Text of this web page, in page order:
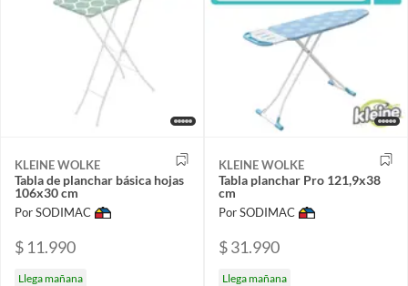
KLEINE WOLKE
Tabla de planchar básica hojas
106x30 cm
Por SODIMAC
$ 11.990
Llega mañana
KLEINE WOLKE
Tabla planchar Pro 121,9x38
cm
Por SODIMAC
$ 31.990
Llega mañana